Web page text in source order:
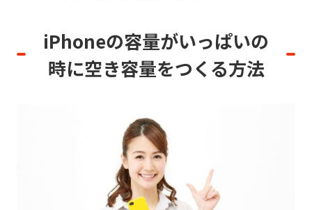
iPhoneの容量がいっぱいの
時に空き容量をつくる方法